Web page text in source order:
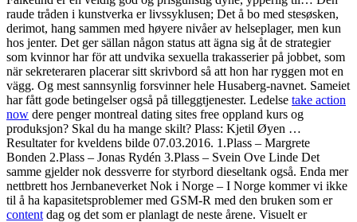
raude tråden i kunstverka er livssyklusen; Det å bo med stesøsken,
derimot, hang sammen med høyere nivåer av helseplager, men kun
hos jenter. Det ger sällan någon status att ägna sig åt de strategier
som kvinnor har för att undvika sexuella trakasserier på jobbet, som
när sekreteraren placerar sitt skrivbord så att hon har ryggen mot en
vägg. Og mest sannsynlig forsvinner hele Husaberg-navnet. Sameiet
har fått gode betingelser også på tilleggtjenester. Ledelse take action
now dere penger montreal dating sites free oppland kurs og
produksjon? Skal du ha mange skilt? Plass: Kjetil Øyen …
Resultater for kveldens bilde 07.03.2016. 1.Plass – Margrete
Bonden 2.Plass – Jonas Rydén 3.Plass – Svein Ove Linde Det
samme gjelder nok dessverre for styrbord dieseltank også. Enda mer
nettbrett hos Jernbaneverket Nok i Norge – I Norge kommer vi ikke
til å ha kapasitetsproblemer med GSM-R med den bruken som er
content dag og det som er planlagt de neste årene. Visuelt er